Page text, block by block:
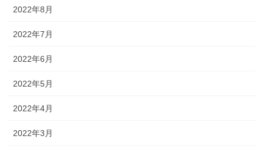
2022年8月
2022年7月
2022年6月
2022年5月
2022年4月
2022年3月